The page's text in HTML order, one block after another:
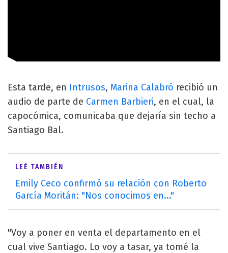
Esta tarde, en Intrusos, Marina Calabró recibió un
audio de parte de Carmen Barbieri, en el cual, la
capocómica, comunicaba que dejaría sin techo a
Santiago Bal.
LEÉ TAMBIÉN
Emily Ceco confirmó su relación con Roberto
García Moritán: "Nos conocimos en..."
"Voy a poner en venta el departamento en el
cual vive Santiago. Lo voy a tasar, ya tomé la